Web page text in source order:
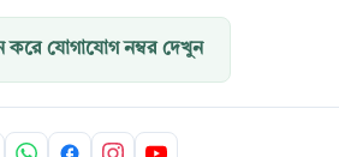
করে যোগাযোগ নম্বর দেখুন